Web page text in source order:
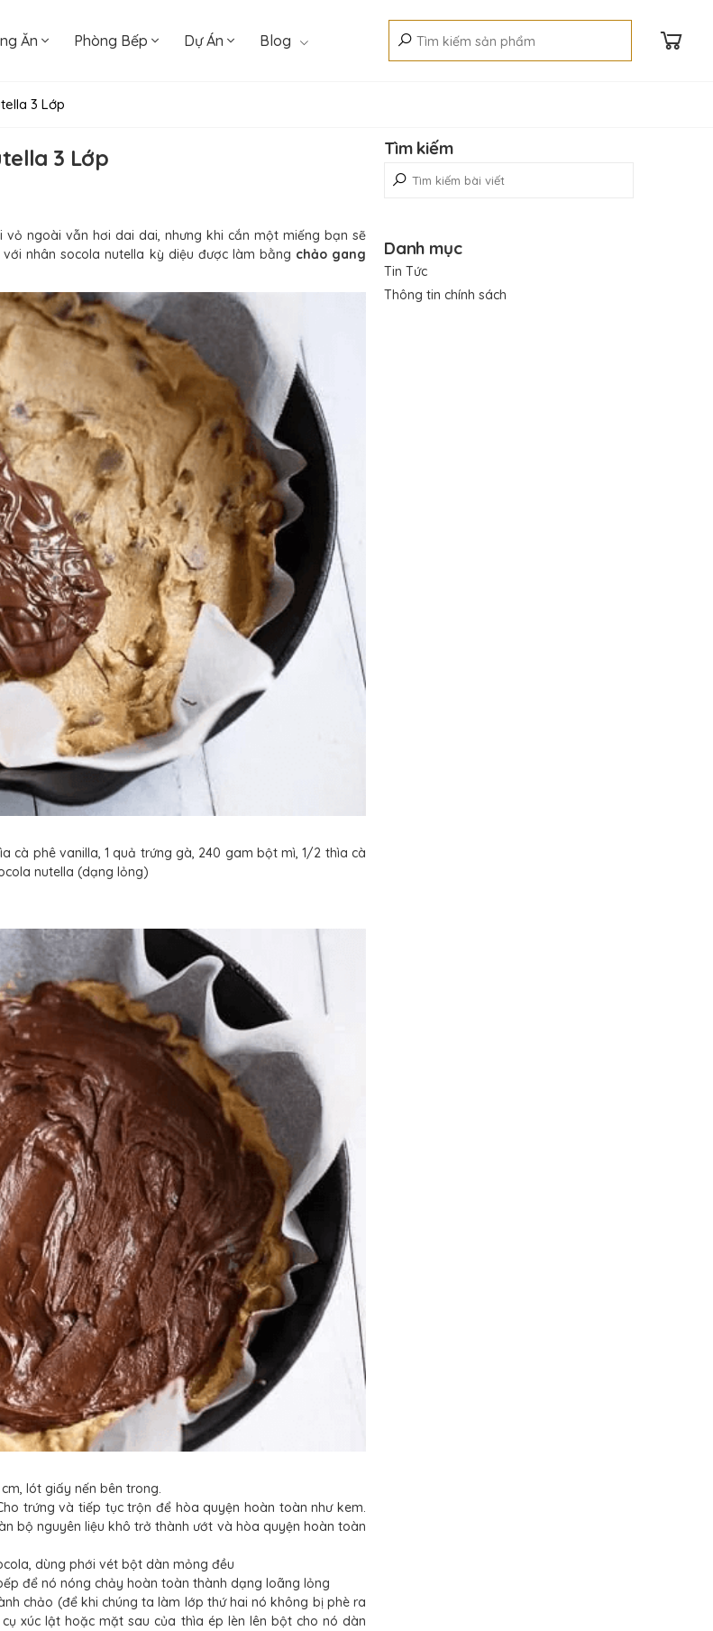
Ăn Phòng Bếp Dự Án Blog
3 Lớp
3 Lớp
ngoài vẫn hơi dai dai, nhưng khi cắn một miếng bạn sẽ
nhân socola nutella kỳ diệu được làm bằng chảo gang
cà phê vanilla, 1 quả trứng gà, 240 gam bột mì, 1/2 thìa cà
nutella (dạng lỏng)
lót giấy nến bên trong.
trứng và tiếp tục trộn để hòa quyện hoàn toàn như kem.
bộ nguyên liệu khô trở thành ướt và hòa quyện hoàn toàn
dùng phới vét bột dàn mỏng đều
để nó nóng chảy hoàn toàn thành dạng loãng lỏng
chảo (để khi chúng ta làm lớp thứ hai nó không bị phè ra
xúc lật hoặc mặt sau của thìa ép lèn lên bột cho nó dàn
Tìm kiếm
Danh mục
Tin Tức
Thông tin chính sách